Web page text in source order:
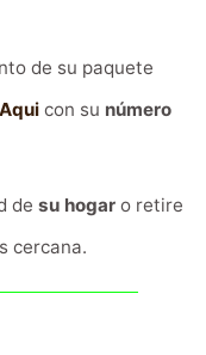
de su paquete
Aquicon su número
de su hogaro retire
cercana.